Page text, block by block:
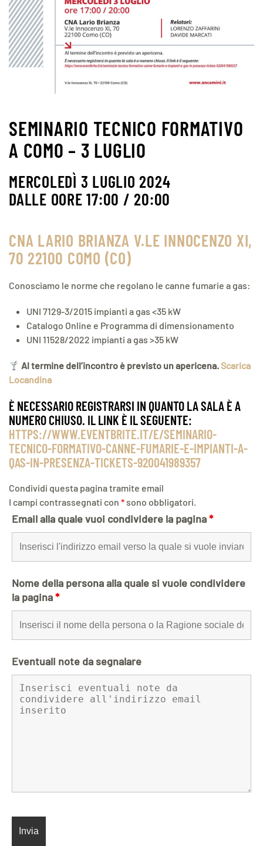
SEMINARIO TECNICO FORMATIVO
A COMO – 3 LUGLIO
MERCOLEDÌ 3 LUGLIO 2024
DALLE OORE 17:00 / 20:00
CNA LARIO BRIANZA V.LE INNOCENZO XI,
70 22100 COMO (CO)
Conosciamo le norme che regolano le canne fumarie a gas:
UNI 7129-3/2015 impianti a gas <35 kW
Catalogo Online e Programma di dimensionamento
UNI 11528/2022 impianti a gas >35 kW
Al termine dell’incontro è previsto un apericena.Scarica
Locandina
È NECESSARIO REGISTRARSI IN QUANTO LA SALA È A
NUMERO CHIUSO. IL LINK È IL SEGUENTE:
HTTPS://WWW.EVENTBRITE.IT/E/SEMINARIO-
TECNICO-FORMATIVO-CANNE-FUMARIE-E-IMPIANTI-A-
QAS-IN-PRESENZA-TICKETS-920041989357
Condividi questa pagina tramite email
I campi contrassegnati con * sono obbligatori.
Email alla quale vuoi condividere la pagina*
Nome della persona alla quale si vuole condividere
la pagina*
Eventuali note da segnalare